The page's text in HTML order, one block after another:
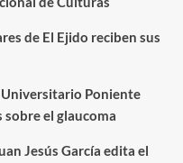
de El Ejido reciben sus
Poniente
sobre el glaucoma
Jesús García edita el